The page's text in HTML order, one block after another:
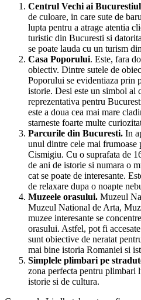
Centrul Vechi ai
de culoare, in care sute de
lupta pentru a atrage atentia
turistic din Bucuresti si
se poate lauda cu un turism
Casa Poporului. Este, fara
obiectiv. Dintre sutele de
Poporului se evidentiaza prin
istorie. Desi este un simbol al
reprezentativa pentru
este a doua cea mai mare
starneste foarte multe
Parcurile din Bucuresti. In
unul dintre cele mai frumoase
Cismigiu. Cu o suprafata de
de ani de istorie si numara o
cat se poate de interesante.
de relaxare dupa o noapte
Muzeele orasului. Muzeul
Muzeul National de Arta,
muzee interesante se
orasului. Astfel, pot fi
sunt obiective de neratat
mai bine istoria Romaniei si
Simplele plimbari pe
zona perfecta pentru plimbari
istorie si de cultura.